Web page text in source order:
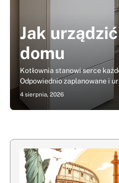
Jak
domu
Kotłownia stanowi serce
Odpowiednio zaplanowane i
4 sierpnia, 2026